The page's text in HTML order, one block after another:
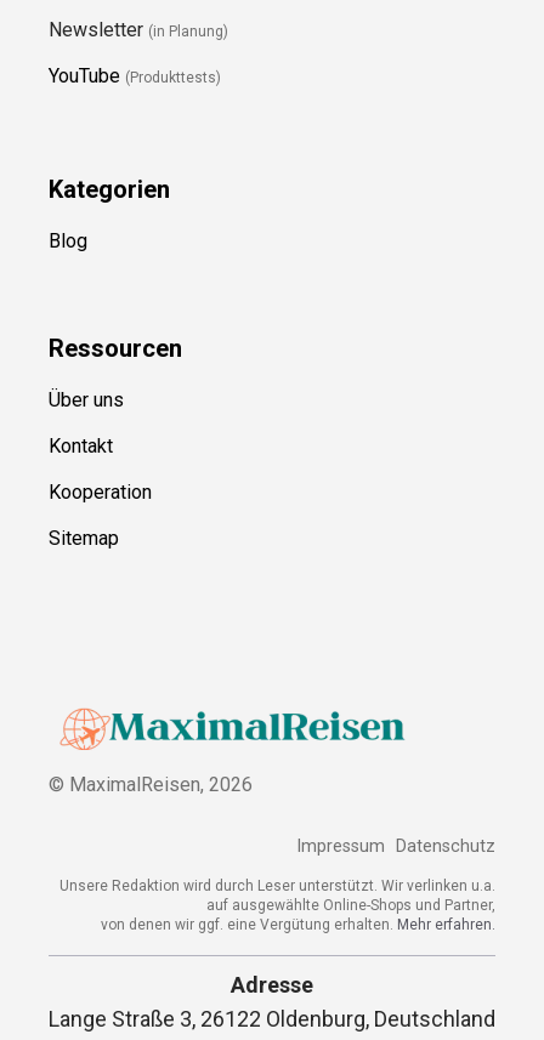
Newsletter (in Planung)
YouTube (Produkttests)
Kategorien
Blog
Ressourcen
Über uns
Kontakt
Kooperation
Sitemap
© MaximalReisen, 2026
Impressum Datenschutz
Unsere Redaktion wird durch Leser unterstützt. Wir verlinken u.a.
auf ausgewählte Online-Shops und Partner,
von denen wir ggf. eine Vergütung erhalten. Mehr erfahren.
Adresse
Lange Straße 3, 26122 Oldenburg, Deutschland